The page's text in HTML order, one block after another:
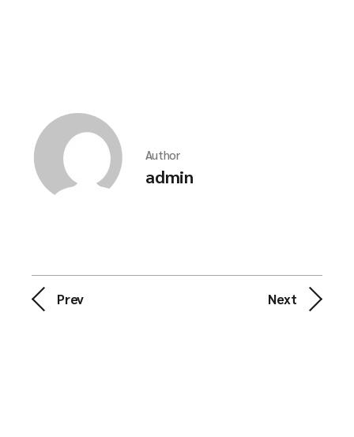
Author
admin
Prev Next